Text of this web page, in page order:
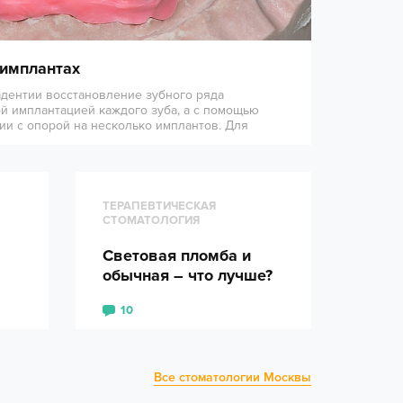
зубов
восстановление зубного ряда
имплантацией каждого зуба, а с помощью
с опорой на несколько имплантов. Для
ТЕРАПЕВТИЧЕСКАЯ
СТОМАТОЛОГИЯ
Световая пломба и
обычная – что лучше?
10
Все стоматологии Москвы